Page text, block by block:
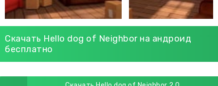
Скачать Hello dog of Neighbor на андроид
бесплатно